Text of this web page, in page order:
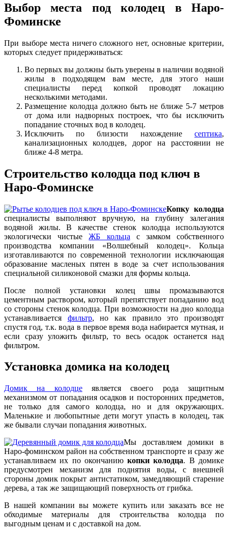
Выбор места под колодец в Наро-
Фоминске
При выборе места ничего сложного нет, основные критерии,
которых следует придерживаться:
Во первых вы должны быть уверены в наличии водяной
жилы в подходящем вам месте, для этого наши
специалисты перед копкой проводят локацию
несколькими методами.
Размещение колодца должно быть не ближе 5-7 метров
от дома или надворных построек, что бы исключить
попадание сточных вод в колодец.
Исключить по близости нахождение септика,
канализационных колодцев, дорог на расстоянии не
ближе 4-8 метра.
Строительство колодца под ключ в
Наро-Фоминске
Копку колодца
специалисты выполняют вручную, на глубину залегания
водяной жилы. В качестве стенок колодца используются
экологически чистыеЖБ кольца с замком собственного
производства компании «Волшебный колодец». Кольца
изготавливаются по современной технологии исключающая
образование масленых пятен в воде за счет использования
специальной силиконовой смазки для формы кольца.
После полной установки колец швы промазываются
цементным раствором, который препятствует попаданию вод
со стороны стенок колодца. При возможности на дно колодца
устанавливается фильтр, но как правило это производят
спустя год, т.к. вода в первое время вода набирается мутная, и
если сразу уложить фильтр, то весь осадок останется над
фильтром.
Установка домика на колодец
Домик на колодцеявляется своего рода защитным
механизмом от попадания осадков и посторонних предметов,
не только для самого колодца, но и для окружающих.
Маленькие и любопытные дети могут упасть в колодец, так
же бывали случаи попадания животных.
Мы доставляем домики в
Наро-фоминском район на собственном транспорте и сразу же
устанавливаем их по окончаниюкопки колодца. В домике
предусмотрен механизм для поднятия воды, с внешней
стороны домик покрыт антистатиком, замедляющий старение
дерева, а так же защищающий поверхность от грибка.
В нашей компании вы можете купить или заказать все не
обходимые материалы для строительства колодца по
выгодным ценам и с доставкой на дом.